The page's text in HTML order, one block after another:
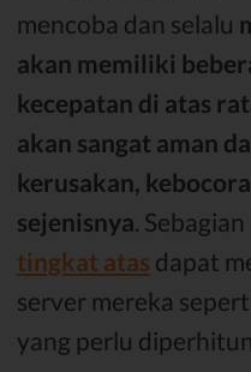
mencoba dan selalu
akan memiliki
kecepatan di atas
akan sangat aman
kerusakan,
sejenisnya .
tingkat atas dapat
server mereka
yang perlu